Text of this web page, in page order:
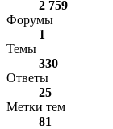
2 759
Форумы
1
Темы
330
Ответы
25
Метки тем
81